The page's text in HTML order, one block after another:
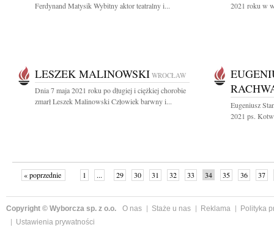
Ferdynand Matysik Wybitny aktor teatralny i...
2021 roku w
LESZEK MALINOWSKI WROCŁAW
Dnia 7 maja 2021 roku po długiej i ciężkiej chorobie
zmarł Leszek Malinowski Człowiek barwny i...
Eugeniusz
2021 ps.
« poprzednie 1 ... 29 30 31 32 33 34 35 36
37
Copyright © Wyborcza sp. z o.o. O nas Staże u nas Reklama
Polityka
Ustawienia prywatności